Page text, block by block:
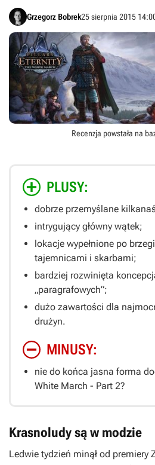
Grzegorz Bobrek25 sierpnia 2015
Recenzja powstała na
PLUSY:
dobrze przemyślane
intrygujący główny wątek;
lokacje wypełnione po
tajemnicami i skarbami;
bardziej rozwinięta
„paragrafowych”;
dużo zawartości dla
drużyn.
MINUSY:
nie do końca jasna forma
White March - Part 2?
Krasnoludy są w modzie
Ledwie tydzień minął od premiery